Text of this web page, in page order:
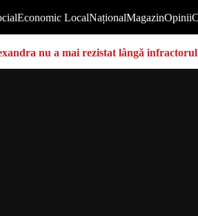
Economic LocalNaționalMagazinOpinii
nu a mai rezistat lângă